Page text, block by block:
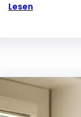
Lesen